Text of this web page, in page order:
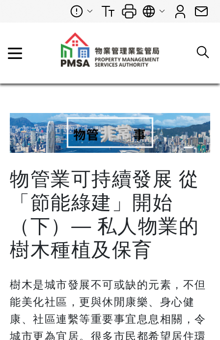
物管業可持續發展 從
「節能綠建」開始
（下）— 私人物業的
樹木種植及保育
樹木是城市發展不可或缺的元素，不但
能美化社區，更與休閒康樂、身心健
康、社區連繫等重要事宜息息相關，令
城市更為宜居。很多市民都希望居住環